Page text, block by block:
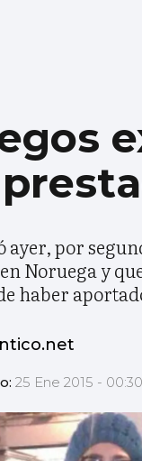
ayer, por
Noruega y
haber
25 Ene 2015 - 00:30